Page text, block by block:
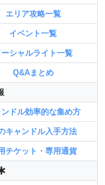
エリア攻略一覧
イベント一覧
ーシャルライト一覧
Q&Aまとめ
ンドル効率的な集め方
キャンドル入手方法
チケット・専用通貨